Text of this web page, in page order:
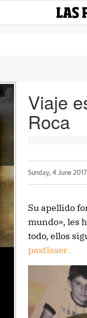
Viaje
Roca
Sunday, 4 June
Su apellido
mundo», les
todo, ellos
pastisser.